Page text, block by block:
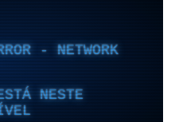
- NETWORK
NESTE